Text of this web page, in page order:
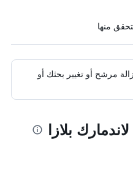
مرشح أو تغيير بحثك أو
بلازا